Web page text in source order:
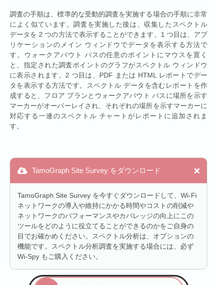
調査の手順は、標準的な受動的調査を実施する場合の手順に非常
によく似ています。調査を実施した後は、収集したスペクトル
データを 2 つの方法で表示することができます。1 つ目は、アプ
リケーションのメイン ウィンドウでデータを表示する方法で
す。ウォークアバウト パスの任意のポイントにマウスを置く
と、指定された調査ポイントのグラフがスペクトル ウィンドウ
に表示されます。2 つ目は、PDF または HTML レポートでデー
タを表示する方法です。スペクトル データを含むレポートを作
成すると、フロア プランとウォークアバウト パスに場所を示す
マーカーがオーバーレイされ、それぞれの場所を示すマーカーに
対応する一連のスペクトル チャートがレポートに追加されま
す。
TamoGraph Site Survey をダウンロード
TamoGraph Site Survey を今すぐダウンロードして、Wi-Fi
ネットワークの導入や維持にかかる時間やコストの削減や
ネットワークのパフォーマンスやカバレッジの向上にこの
ツールをどのように役立てることができるのかをご自身の
目でお確かめください。スペクトル分析は、オプションの
機能です。スペクトル分析調査を実施する場合には、必ず
Wi-Spy もご購入ください。